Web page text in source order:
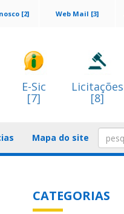
Web Mail [3]
[2]
E-Sic
[7]
Licitações
[8]
Mapa do site
CATEGORIAS